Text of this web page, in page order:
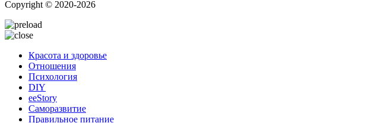
Copyright © 2020-2026
Красота и здоровье
Отношения
Психология
DIY
ееStory
Саморазвитие
Правильное питание